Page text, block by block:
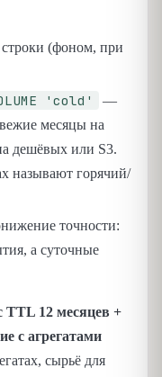
(фоном, при
'cold'
—
месяцы на
дешёвых или S3.
называют горячий/
точности:
а суточные
12 месяцев +
с агрегатами
сырьё для